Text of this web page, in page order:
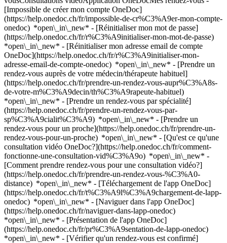
[Impossible de créer mon compte OneDoc]
(https://help.onedoc.ch/fr/impossible-de-cr%C3%A9er-mon-compte-
onedoc) *open\_in\_new* - [Réinitialiser mon mot de passe]
(https://help.onedoc.ch/fr/r%C3%A9initialiser-mon-mot-de-passe)
*open\_in\_new* - [Réinitialiser mon adresse email de compte
OneDoc](https://help.onedoc.ch/fr/r%C3%A9initialiser-mon-
adresse-email-de-compte-onedoc) *open\_in\_new* - [Prendre un
rendez-vous auprès de votre médecin/thérapeute habituel]
(https://help.onedoc.ch/fr/prendre-un-rendez-vous-aupr%C3%A8s-
de-votre-m%C3%A9decin/th%C3%A9rapeute-habituel)
*open\_in\_new* - [Prendre un rendez-vous par spécialité]
(https://help.onedoc.ch/fr/prendre-un-rendez-vous-par-
sp%C3%A9cialit%C3%A9) *open\_in\_new* - [Prendre un
rendez-vous pour un proche](https://help.onedoc.ch/fr/prendre-un-
rendez-vous-pour-un-proche) *open\_in\_new* - [Qu'est ce qu'une
consultation vidéo OneDoc?](https://help.onedoc.ch/fr/comment-
fonctionne-une-consultation-vid%C3%A9o) *open\_in\_new* -
[Comment prendre rendez-vous pour une consultation vidéo?]
(https://help.onedoc.ch/fr/prendre-un-rendez-vous-%C3%A0-
distance) *open\_in\_new* - [Téléchargement de l'app OneDoc]
(https://help.onedoc.ch/fr/t%C3%A9l%C3%A9chargement-de-lapp-
onedoc) *open\_in\_new* - [Naviguer dans l'app OneDoc]
(https://help.onedoc.ch/fr/naviguer-dans-lapp-onedoc)
*open\_in\_new* - [Présentation de l'app OneDoc]
(https://help.onedoc.ch/fr/pr%C3%A9sentation-de-lapp-onedoc)
*open\_in\_new* - [Vérifier qu'un rendez-vous est confirmé](https://help.onedoc.ch/fr/v%C3%A9rifier-quun-rendez-vous-est-confirm%C3%A9) *open\_in\_new* - [Annuler un rendez-vous pris en ligne sur OneDoc](https://help.onedoc.ch/fr/annuler-un-rendez-vous-pris-en-ligne-sur-onedoc) *open\_in\_new* - [Je ne reçois pas de confirmation de rendez-vous](https://help.onedoc.ch/fr/je-ne-re%C3%A7ois-pas-de-confirmation-de-rendez-vous) *open\_in\_new* [Voir tous nos articles *open\_in\_new*](https://help.onedoc.ch/fr/) close ## Modifier votre recherche ![Maison avec un signe plus annonçant qu’une consultation peut être effectuée sur place](https://www.onedoc.ch/assets/images/icons/on-site.svg) Sur place ![Caméra avec un symbole lecture annonçant qu’une consultation peut être effectuée à distance en vidéo](https://www.onedoc.ch/assets/images/icons/remote.svg) À distance Rechercher #### Spécialités #### Praticiens #### Établissements edit Kinésiologue à Montcherand tune Filtrer par Nouveaux patients*keyboard\_arrow\_down* - Acceptés*check\_circle* Langue parlée*keyboard\_arrow\_down* - Allemand*check\_circle* - Anglais*check\_circle* - Espagnol*check\_circle* - Français*check\_circle* - Italien*check\_circle* - Portugais*check\_circle* Sexe*keyboard\_arrow\_down* - Femme*check\_circle* - Homme*check\_circle* Réseau*keyboard\_arrow\_down* - ASCA*check\_circle* - RME*check\_circle* - APTN*check\_circle* Disponibilité*keyboard\_arrow\_down* - Disponible aujourdhui*check\_circle* - Dans les 3 prochains jours*check\_circle* - Dans les 7 prochains jours*check\_circle* - Dans les 14 prochains jours*check\_circle* # __Kinésiologue__ à __Montcherand__: prenez rendez-vous en ligne aujourd'hui ## 1 résultat à Montcherand [![Mme Prisca Pury, kinésiologue à Montcherand](https://assets.onedoc.ch/images/users/48c9210feb0ef958caa1ee37f9a0d0afb4ec316647499b7b0b6cdd73c25794e8-small.jpg "Mme Prisca Pury, kinésiologue à Montcherand")](https://www.onedoc.ch/fr/kinesiologue/montcherand/pc0yb/prisca-pury) ### [Mme Prisca Pury](https://www.onedoc.ch/fr/kinesiologue/montcherand/pc0yb/prisca-pury) ![Badge indiquant un profil vérifié](https://www.onedoc.ch/assets/images/icons/checkmark.svg) Kinésiologue KinéSource Chemin du Bois Jolens 2 1354 Montcherand ![Mme Prisca Pury est affiliée au réseau ASCA](https://assets.onedoc.ch/images/networks/logos/496d325fd4282f2f0a46197dd629fd16fcd2d324839e441a2a65aaa74df08a15-small.png)![Mme Prisca Pury est affiliée au réseau RME](https://assets.onedoc.ch/images/networks/logos/a202aabd14cdddb5ff03205af2481fb805645ff903773c55a6c572d22f23762e-small.png) ![Icône patient avec un signe plus annonçant que le professionnel accepte de nouveaux patients](https://www.onedoc.ch/assets/images/icons/new-patients.svg)Accepte les nouveaux patients [Réserver un RDV](https://www.onedoc.ch/fr/kinesiologue/montcherand/pc0yb/prisca-pury) *chevron\_left* lun. 03 août *chevron\_right* Voir plus de rendez-vous *error\_outline* Une erreur s'est produite lors du chargement des disponibilités [Réessayer](https://www.onedoc.ch) ## __Kinésiologues__: d'autres spécialistes sont réservables en ligne dans les environs de __Montcherand__ [![Mme Sabine De Vincenti, kinésiologue à Chavornay](https://assets.onedoc.ch/images/users/e22fe784e037b89d881a7414592f97d7b58e0fc8e5cdced41cd08e312a78fb7f-small.jpg "Mme Sabine De Vincenti, kinésiologue à Chavornay")](https://www.onedoc.ch/fr/kinesiologue/chavornay/pcmpu/sabine-de-vincenti) ### [Mme Sabine De Vincenti](https://www.onedoc.ch/fr/kinesiologue/chavornay/pcmpu/sabine-de-vincenti) ![Badge indiquant un profil vérifié](https://www.onedoc.ch/assets/images/icons/checkmark.svg) [Kinésiologue](https://www.onedoc.ch/fr/kinesiologue/chavornay) Kinelibre Route d'Yverdon 4B 1373 Chavornay ![Mme Sabine De Vincenti est affiliée au réseau ASCA](https://assets.onedoc.ch/images/networks/logos/496d325fd4282f2f0a46197dd629fd16fcd2d324839e441a2a65aaa74df08a15-small.png)![Mme Sabine De Vincenti est affiliée au réseau RME](https://assets.onedoc.ch/images/networks/logos/a202aabd14cdddb5ff03205af2481fb805645ff903773c55a6c572d22f23762e-small.png) ![Icône patient avec un signe plus annonçant que le professionnel accepte de nouveaux patients](https://www.onedoc.ch/assets/images/icons/new-patients.svg)Accepte les nouveaux patients [Réserver un RDV](https://www.onedoc.ch/fr/kinesiologue/chavornay/pcmpu/sabine-de-vincenti) *chevron\_left* lun. 03 août *chevron\_right* Voir plus de rendez-vous *error\_outline* Une erreur s'est produite lors du chargement des disponibilités [Réessayer](https://www.onedoc.ch) [![Mme Anne Jaccaud, kinésiologue à La Sarraz](https://assets.onedoc.ch/images/users/703cf55afc9a65b6ab42c18cd5a5a1096d543aeb7b63cb3073abe1544ea95ac1-small.jpg "Mme Anne Jaccaud, kinésiologue à La Sarraz")](https://www.onedoc.ch/fr/kinesiologue/la-sarraz/pciqd/anne-jaccaud) ### [Mme Anne Jaccaud](https://www.onedoc.ch/fr/kinesiologue/la-sarraz/pciqd/anne-jaccaud) [Kinésiologue](https://www.onedoc.ch/fr/kinesiologue/la-sarraz) Kinaissance Route de la Bruyère 10a 1315 La Sarraz ![Mme Anne Jaccaud est affiliée au réseau ASCA](https://assets.onedoc.ch/images/networks/logos/496d325fd4282f2f0a46197dd629fd16fcd2d324839e441a2a65aaa74df08a15-small.png)![Mme Anne Jaccaud est affiliée au réseau RME](https://assets.onedoc.ch/images/networks/logos/a202aabd14cdddb5ff03205af2481fb805645ff903773c55a6c572d22f23762e-small.png) ![Icône patient avec un signe plus annonçant que le professionnel accepte de nouveaux patients](https://www.onedoc.ch/assets/images/icons/new-patients.svg)Accepte les nouveaux patients [Réserver un RDV](https://www.onedoc.ch/fr/kinesiologue/la-sarraz/pciqd/anne-jaccaud) *chevron\_left* lun. 03 août *chevron\_right* Voir plus de rendez-vous *error\_outline* Une erreur s'est produite lors du chargement des disponibilités [Réessayer](https://www.onedoc.ch) [![Mme Isabelle Thibaud, kinésiologue à Bavois](https://assets.onedoc.ch/images/users/0855cd90bfe5580e30316b33b8ea4f015e2adb261690f649c20fda374f88cbb9-small.jpg "Mme Isabelle Thibaud, kinésiologue à Bavois")](https://www.onedoc.ch/fr/kinesiologue/bavois/pck9j/isabelle-thibaud) ### [Mme Isabelle Thibaud](https://www.onedoc.ch/fr/kinesiologue/bavois/pck9j/isabelle-thibaud) ![Badge indiquant un profil vérifié](https://www.onedoc.ch/assets/images/icons/checkmark.svg) [Kinésiologue](https://www.onedoc.ch/fr/kinesiologue/bavois) Goodhealth Kinésiologie, Les Boutons d'Or n°3 Chemin Les Boutons d'Or 3 1372 Bavois ![Mme Isabelle Thibaud est affiliée au réseau ASCA](https://assets.onedoc.ch/images/networks/logos/496d325fd4282f2f0a46197dd629fd16fcd2d324839e441a2a65aaa74df08a15-small.png) ![Icône patient avec un signe plus annonçant que le professionnel accepte de nouveaux patients](https://www.onedoc.ch/assets/images/icons/new-patients.svg)Accepte les nouveaux patients [Réserver un RDV](https://www.onedoc.ch/fr/kinesiologue/bavois/pck9j/isabelle-thibaud) *chevron\_left* lun. 03 août *chevron\_right* Voir plus de rendez-vous *error\_outline* Une erreur s'est produite lors du chargement des disponibilités [Réessayer](https://www.onedoc.ch) [![Mme Carine Bardet, kinésiologue à Pomy](https://assets.onedoc.ch/images/users/5ce157dd5183bd00731a3d21c3610fa3b2e172b9705147be1b42de505eef52e8-small.jpg "Mme Carine Bardet, kinésiologue à Pomy")](https://www.onedoc.ch/fr/kinesiologue/pomy/pc2sh/carine-bardet) ### [Mme Carine Bardet](https://www.onedoc.ch/fr/kinesiologue/pomy/pc2sh/carine-bardet) ![Badge indiquant un profil vérifié](https://www.onedoc.ch/assets/images/icons/checkmark.svg) [Kinésiologue](https://www.onedoc.ch/fr/kinesiologue/pomy) [Espace Kinésio - Carine Bardet](https://www.onedoc.ch/fr/cabinet-paramedical/pomy/ebeuh/espace-kinesio-carine-bardet) Chemin de Clairefontaine 4 1405 Pomy ![Mme Carine Bardet est affiliée au réseau ASCA](https://assets.onedoc.ch/images/networks/logos/496d325fd4282f2f0a46197dd629fd16fcd2d324839e441a2a65aaa74df08a15-small.png)![Mme Carine Bardet est affiliée au réseau RME](https://assets.onedoc.ch/images/networks/logos/a202aabd14cdddb5ff03205af2481fb805645ff903773c55a6c572d22f23762e-small.png) ![Icône patient avec un signe plus annonçant que le professionnel accepte de nouveaux patients](https://www.onedoc.ch/assets/images/icons/new-patients.svg)Accepte les nouveaux patients [Réserver un RDV](https://www.onedoc.ch/fr/kinesiologue/pomy/pc2sh/carine-bardet) [![Mme Marion Gay-Mermoud, kinésiologue à Yverdon-les-Bains](https://assets.onedoc.ch/images/users/dd7dbcc4ed2e73a1e8b5e7794d78d7c94d216ef2255d49805a19a7dfdeac7c91-small.jpg "Mme Marion Gay-Mermoud, kinésiologue à Yverdon-les-Bains")](https://www.onedoc.ch/fr/kinesiologue/yverdon-les-bains/pcpx0/marion-gay-mermoud) ### [Mme Marion Gay-Mermoud](https://www.onedoc.ch/fr/kinesiologue/yverdon-les-bains/pcpx0/marion-gay-mermoud) ![Badge indiquant un profil vérifié](https://www.onedoc.ch/assets/images/icons/checkmark.svg) [Kinésiologue](https://www.onedoc.ch/fr/kinesiologue/yverdon-les-bains) Kinésiologie Yverdon-les-Bains Marion Gay-Mermoud Rue d'Orbe 53TER 1400 Yverdon-les-Bains ![Mme Marion Gay-Mermoud est affiliée au réseau ASCA](https://assets.onedoc.ch/images/networks/logos/496d325fd4282f2f0a46197dd629fd16fcd2d324839e441a2a65aaa74df08a15-small.png)![Mme Marion Gay-Mermoud est affiliée au réseau RME](https://assets.onedoc.ch/images/networks/logos/a202aabd14cdddb5ff03205af2481fb805645ff903773c55a6c572d22f23762e-small.png) ![Icône patient avec un signe plus annonçant que le professionnel accepte de nouveaux patients](https://www.onedoc.ch/assets/images/icons/new-patients.svg)Accepte les nouveaux patients [Réserver un RDV](https://www.onedoc.ch/fr/kinesiologue/yverdon-les-bains/pcpx0/marion-gay-mermoud) [![Mme Anaïs Bonny, kinésiologue à Yverdon-les-Bains](https://assets.onedoc.ch/images/users/b494257dae529f331332e0d12f749ff9ee30a5eef5104a212e5a5fb9e2a6cb14-small.jpg "Mme Anaïs Bonny, kinésiologue